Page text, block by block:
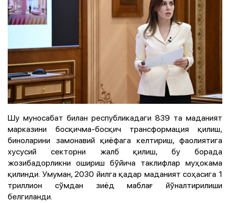
Шу муносабат билан республикадаги 839 та маданият
марказини босқичма-босқич трансформация қилиш,
биноларини замонавий қиёфага келтириш, фаолиятига
хусусий секторни жалб қилиш, бу борада
жозибадорликни ошириш бўйича таклифлар муҳокама
қилинди. Умуман, 2030 йилга қадар маданият соҳасига 1
триллион сўмдан зиёд маблағ йўналтирилиши
белгиланди.